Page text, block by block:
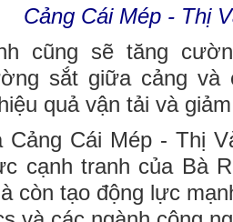
Cảng Cái Mép - Thị
cũng sẽ tăng
sắt giữa cảng và
quả vận tải và
Cảng Cái Mép - Thị
cạnh tranh của Bà
còn tạo động lực